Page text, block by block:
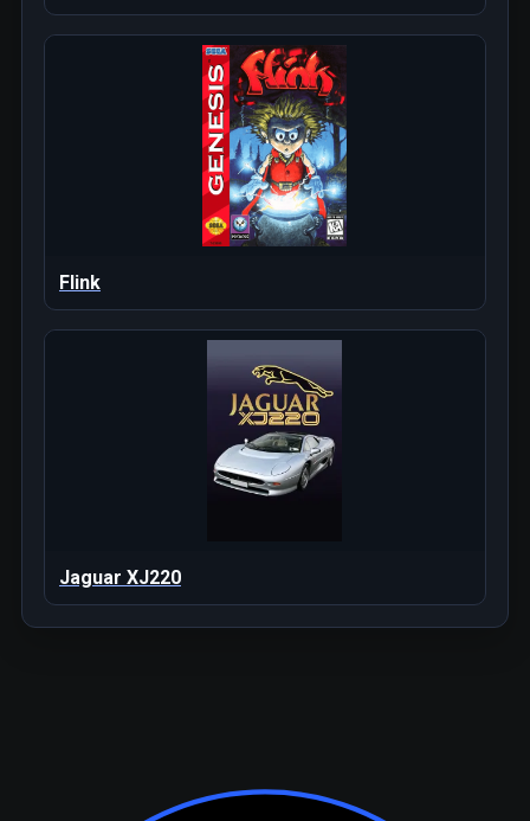
Flink
Jaguar XJ220